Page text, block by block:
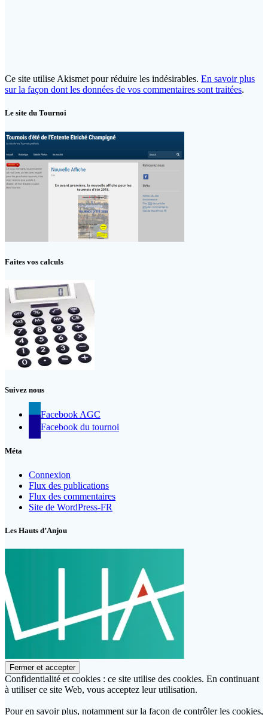
Ce site utilise Akismet pour réduire les indésirables. En savoir plus
sur la façon dont les données de vos commentaires sont traitées.
Le site du Tournoi
Faites vos calculs
Suivez nous
Facebook AGC
Facebook du tournoi
Méta
Connexion
Flux des publications
Flux des commentaires
Site de WordPress-FR
Les Hauts d’Anjou
Confidentialité et cookies : ce site utilise des cookies. En continuant
à utiliser ce site Web, vous acceptez leur utilisation.
Pour en savoir plus, notamment sur la façon de contrôler les cookies,